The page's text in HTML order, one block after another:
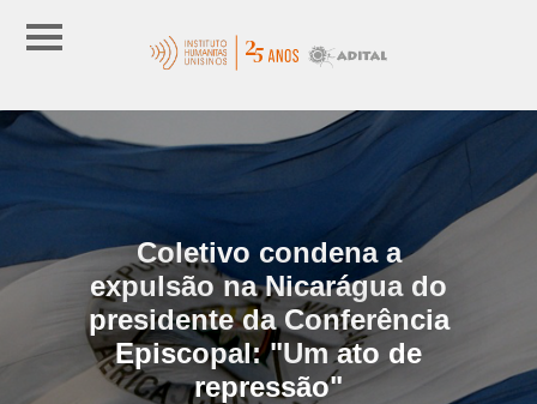
Coletivo condena a
expulsão na Nicarágua do
presidente da Conferência
Episcopal: "Um ato de
repressão"